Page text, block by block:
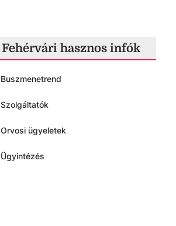
Fehérvári hasznos infók
Buszmenetrend
Szolgáltatók
Orvosi ügyeletek
Ügyintézés